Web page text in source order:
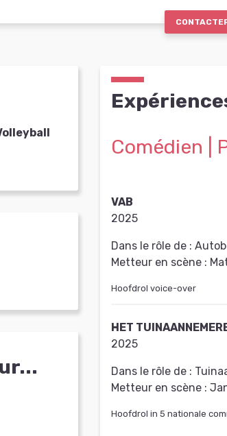
Comédien |
VAB
2025
Dans le rôle de :
Metteur en scène :
Hoofdrol voice-over
HET
2025
Dans le rôle de :
Metteur en scène :
Hoofdrol in 5 nationale